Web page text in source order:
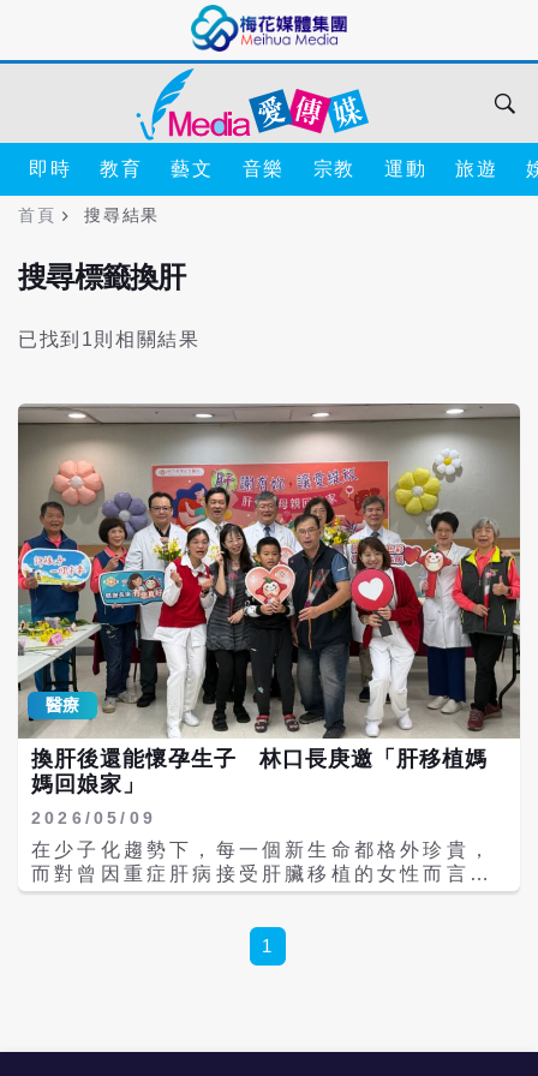
即時 教育 藝文 音樂 宗教 運動 旅遊
首頁 搜尋結果
搜尋標籤換肝
已找到1則相關結果
醫療
換肝後還能懷孕生子 林口長庚邀「肝移植媽
媽回娘家」
2026/05/09
在少子化趨勢下，每一個新生命都格外珍貴，
而對曾因重症肝病接受肝臟移植的女性而言，
懷孕生子更曾被視為遙不可及的夢想。林口長
邀請歷經肝移植後成功懷孕生產的媽媽們攜家
帶眷重返醫院，分享重生與孕育生命的歷程，
1